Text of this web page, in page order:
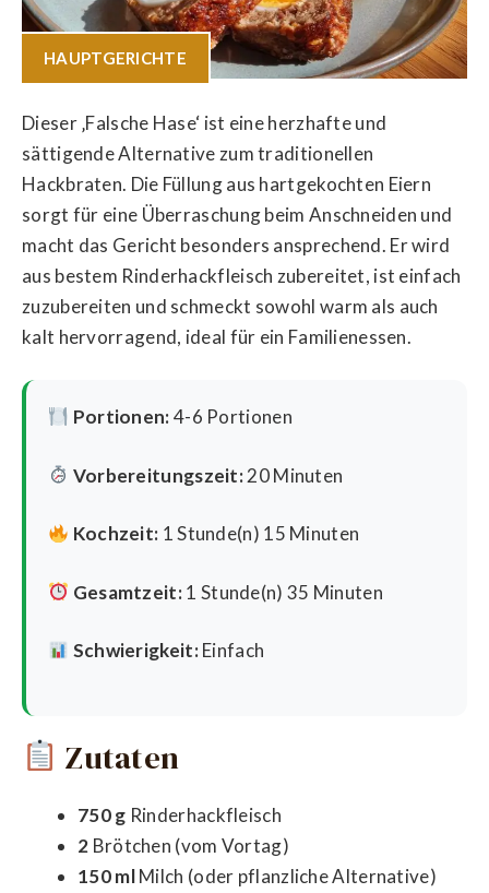
HAUPTGERICHTE
Dieser ‚Falsche Hase‘ ist eine herzhafte und
sättigende Alternative zum traditionellen
Hackbraten. Die Füllung aus hartgekochten Eiern
sorgt für eine Überraschung beim Anschneiden und
macht das Gericht besonders ansprechend. Er wird
aus bestem Rinderhackfleisch zubereitet, ist einfach
zuzubereiten und schmeckt sowohl warm als auch
kalt hervorragend, ideal für ein Familienessen.
Portionen:4-6 Portionen
Vorbereitungszeit:20 Minuten
Kochzeit: 1 Stunde(n) 15 Minuten
Gesamtzeit:1 Stunde(n) 35 Minuten
Schwierigkeit:Einfach
Zutaten
750 g Rinderhackfleisch
2 Brötchen (vom Vortag)
150 mlMilch (oder pflanzliche Alternative)